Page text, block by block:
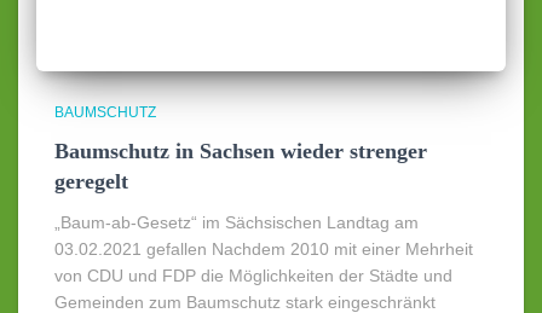
BAUMSCHUTZ
Baumschutz in Sachsen wieder strenger
geregelt
„Baum-ab-Gesetz“ im Sächsischen Landtag am
03.02.2021 gefallen Nachdem 2010 mit einer Mehrheit
von CDU und FDP die Möglichkeiten der Städte und
Gemeinden zum Baumschutz stark eingeschränkt